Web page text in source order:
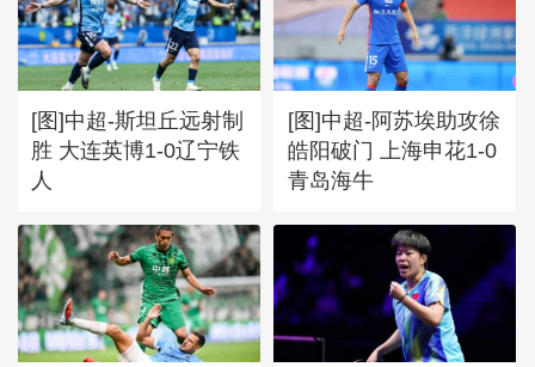
[图]中超-斯坦丘远射制
胜 大连英博1-0辽宁铁
人
[图]中超-阿苏埃助攻徐
皓阳破门 上海申花1-0
青岛海牛